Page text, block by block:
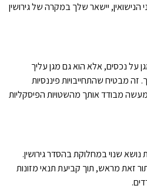
יישאר שלך במקרה של גירושין
על נכסים, אלא הוא גם מגן עליך
זה מבטיח שהתחייבויות פיננסיות
מבודד אותך מהשטויות הפיסקליות
נושא שנוי במחלוקת בהסדר גירושין.
זאת מראש, תוך קביעת תנאי מזונות